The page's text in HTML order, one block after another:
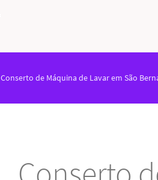
Conserto de Máquina de Lavar em São